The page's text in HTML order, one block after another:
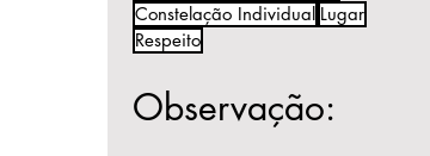
Constelação Individual Lugar
Respeito
Observação: